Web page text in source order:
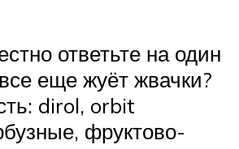
ответьте на один
еще жуёт жвачки?
dirol, orbit
фруктово-